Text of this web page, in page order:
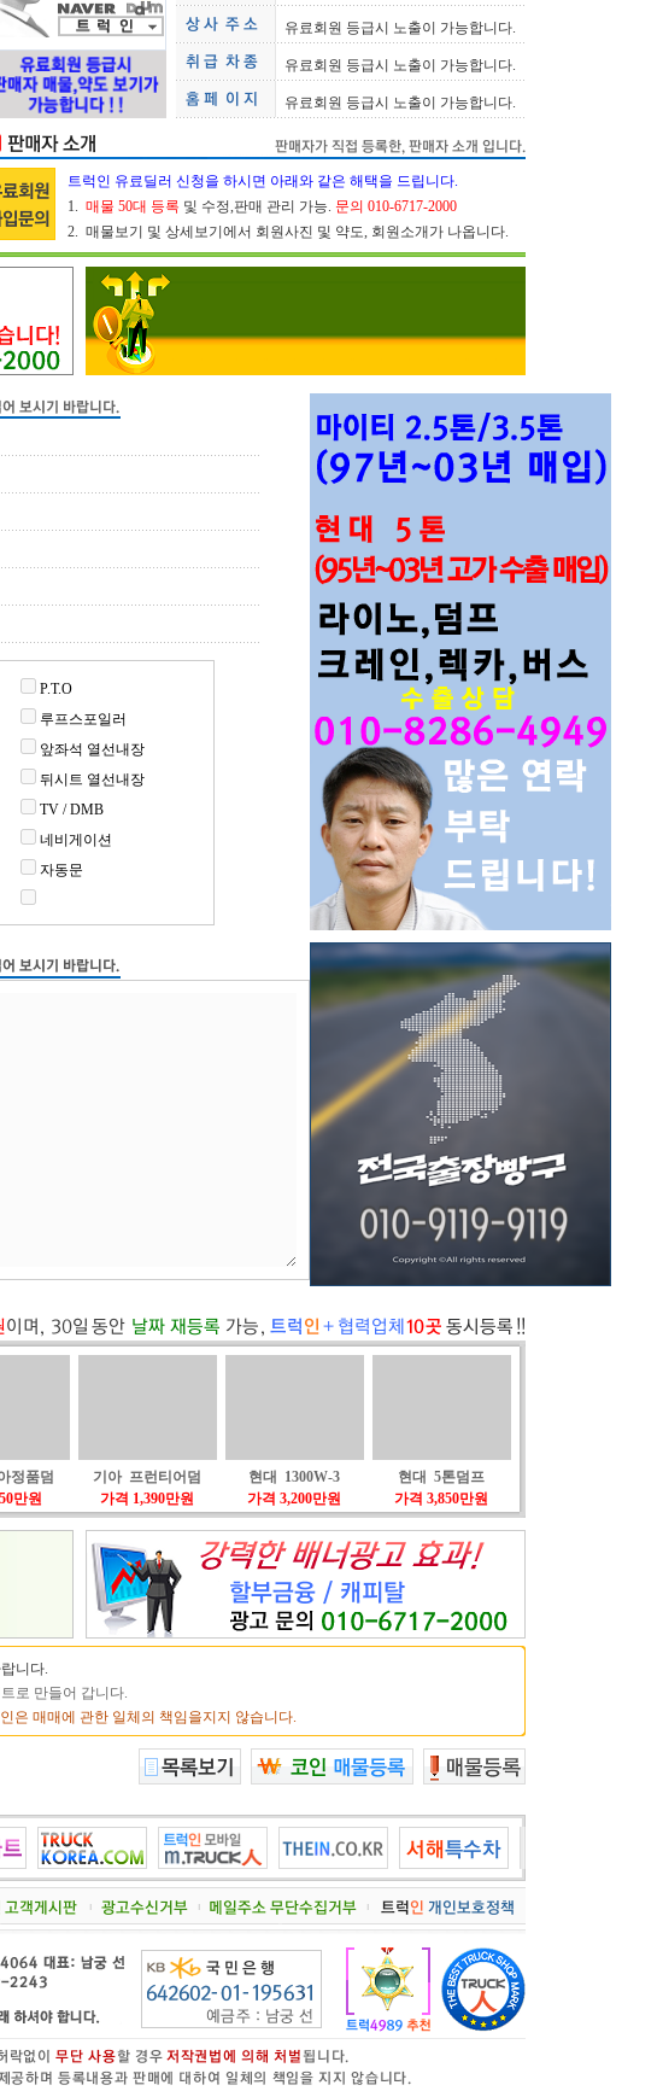
유료회원 등급시 노출이 가능합니다.
유료회원 등급시 노출이 가능합니다.
유료회원 등급시 노출이 가능합니다.
트럭인 유료딜러 신청을 하시면 아래와 같은 해택을 드립니다.
1. 매물 50대 등록 및 수정,판매 관리 가능. 문의 010-6717-2000
2. 매물보기 및 상세보기에서 회원사진 및 약도, 회원소개가 나옵니다.
P.T.O
루프스포일러
앞좌석 열선내장
뒤시트 열선내장
TV / DMB
네비게이션
자동문
정품덤
만원
기아 프런티어덤
가격 1,390만원
현대 1300W-3
가격 3,200만원
현대 5톤덤프
가격 3,850만원
니다.
로 만들어 갑니다.
은 매매에 관한 일체의 책임을지지 않습니다.